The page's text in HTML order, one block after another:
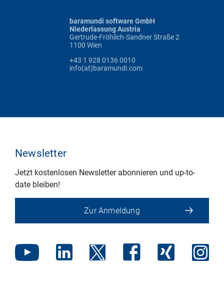
baramundi software GmbH
Niederlassung Austria
Gertrude-Fröhlich-Sandner Straße 2
1100 Wien
+43 1 928 0136 0010
info(at)baramundi.com
Newsletter
Jetzt kostenlosen Newsletter abonnieren und up-to-
date bleiben!
Zur Anmeldung